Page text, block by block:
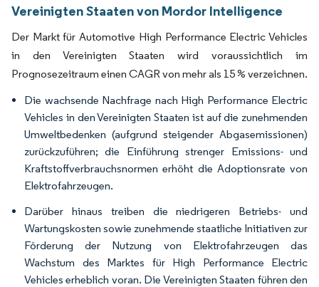
Vereinigten Staaten von Mordor Intelligence
Der Markt für Automotive High Performance Electric Vehicles
in den Vereinigten Staaten wird voraussichtlich im
Prognosezeitraum einen CAGR von mehr als 15 % verzeichnen.
Die wachsende Nachfrage nach High Performance Electric
Vehicles in den Vereinigten Staaten ist auf die zunehmenden
Umweltbedenken (aufgrund steigender Abgasemissionen)
zurückzuführen; die Einführung strenger Emissions- und
Kraftstoffverbrauchsnormen erhöht die Adoptionsrate von
Elektrofahrzeugen.
Darüber hinaus treiben die niedrigeren Betriebs- und
Wartungskosten sowie zunehmende staatliche Initiativen zur
Förderung der Nutzung von Elektrofahrzeugen das
Wachstum des Marktes für High Performance Electric
Vehicles erheblich voran. Die Vereinigten Staaten führen den